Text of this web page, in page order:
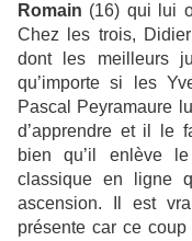
Romain (16) qui lui
Chez les trois,
dont les meilleurs
qu’importe si les
Pascal Peyramaure
d’apprendre et il le
bien qu’il enlève le
classique en ligne
ascension. Il est
présente car ce